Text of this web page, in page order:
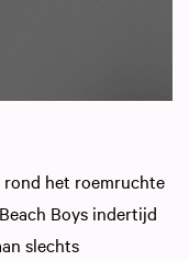
rond het roemruchte
Boys indertijd
slechts